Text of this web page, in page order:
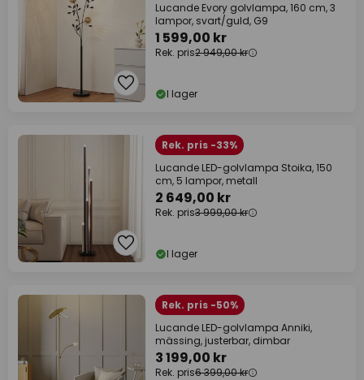
Lucande Evory golvlampa, 160 cm, 3
lampor, svart/guld, G9
1 599,00 kr
Rek. pris2 949,00 kr
I lager
Rek. pris -33%
Lucande LED-golvlampa Stoika, 150
cm, 5 lampor, metall
2 649,00 kr
Rek. pris3 999,00 kr
I lager
Rek. pris -50%
Lucande LED-golvlampa Anniki,
mässing, justerbar, dimbar
3 199,00 kr
Rek. pris6 399,00 kr